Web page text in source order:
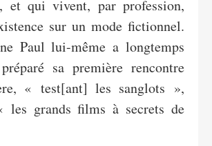
et qui vivent, par profession,
sur un mode fictionnel.
Paul lui-même a longtemps
sa première rencontre
« test[ant] les sanglots »,
les grands films à secrets de